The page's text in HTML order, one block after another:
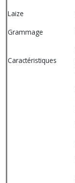
Laize
Grammage
Caractéristiques